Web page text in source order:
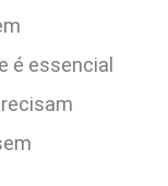
é essencial